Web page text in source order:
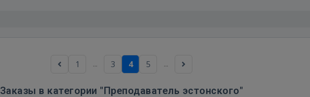
1 ... 3 4 5 ...
Заказы в категории "Преподаватель эстонского"